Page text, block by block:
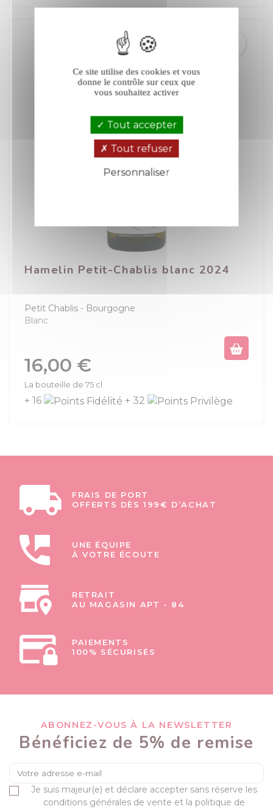
Hamelin Petit-Chablis blanc 2024
Petit Chablis
Bourgogne
Blanc
Prix
16,00 €
La bouteille de 75 cl
+ 16 + 32
FRAIS DE PORT
OFFERTS DÈS 199€ D’ACHAT
UNE ÉQUIPE
À VOTRE ÉCOUTE
RETRAIT
AU MAGASIN APT - 84
PAIEMENTS
100% SÉCURISÉS
ABONNEZ-VOUS À LA NEWSLETTER
Bénéficiez de 5% de remise
Je suis majeur(e) et déclare accepter sans réserve les
conditions générales de vente et la politique de
Ce site utilise des cookies et vous
donne le contrôle sur ceux que
vous souhaitez activer
Tout accepter
Tout refuser
Personnaliser